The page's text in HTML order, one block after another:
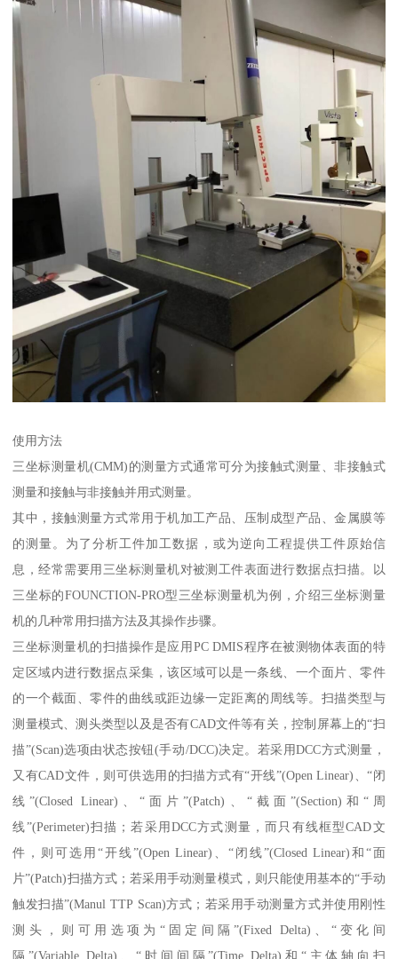
使用方法
三坐标测量机(CMM)的测量方式通常可分为接触式测量、非接触式
测量和接触与非接触并用式测量。
其中，接触测量方式常用于机加工产品、压制成型产品、金属膜等
的测量。为了分析工件加工数据，或为逆向工程提供工件原始信
息，经常需要用三坐标测量机对被测工件表面进行数据点扫描。以
三坐标的FOUNCTION-PRO型三坐标测量机为例，介绍三坐标测量
机的几种常用扫描方法及其操作步骤。
三坐标测量机的扫描操作是应用PC DMIS程序在被测物体表面的特
定区域内进行数据点采集，该区域可以是一条线、一个面片、零件
的一个截面、零件的曲线或距边缘一定距离的周线等。扫描类型与
测量模式、测头类型以及是否有CAD文件等有关，控制屏幕上的“扫
描”(Scan)选项由状态按钮(手动/DCC)决定。若采用DCC方式测量，
又有CAD文件，则可供选用的扫描方式有“开线”(Open Linear)、“闭
线”(Closed Linear)、“面片”(Patch)、“截面”(Section)和“周
线”(Perimeter)扫描；若采用DCC方式测量，而只有线框型CAD文
件，则可选用“开线”(Open Linear)、“闭线”(Closed Linear)和“面
片”(Patch)扫描方式；若采用手动测量模式，则只能使用基本的“手动
触发扫描”(Manul TTP Scan)方式；若采用手动测量方式并使用刚性
测头，则可用选项为“固定间隔”(Fixed Delta)、“变化间
隔”(Variable Delta)、“时间间隔”(Time Delta)和“主体轴向扫